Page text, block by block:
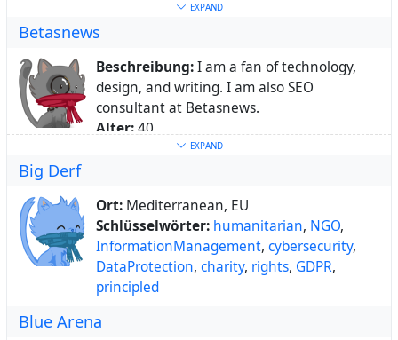
Heimatstadt: Wuppertal, Solingen,
Remscheid
Schlüsselwörter: Politik,Stadtentwicklung
Initiativen
Über:Nachrichten und Beiträge zur
Stadtpolitik in Wuppertal, Solingen,
EXPAND
Betasnews
Beschreibung:I am a fan of technology,
design, and writing. I am also SEO
consultant at Betasnews.
Alter:40
New York, United States
Schlüsselwörter:wordpress
Über:Hi, I am Jannifer. I am a web
developer living in New York. I am a fan of
technology, design, movies and writing. I am
also SEO consultant at Betasnews.
EXPAND
Big Derf
Ort: Mediterranean, EU
Schlüsselwörter: humanitarian, NGO,
InformationManagement, cybersecurity,
DataProtection, charity, rights, GDPR,
principled
Blue Arena